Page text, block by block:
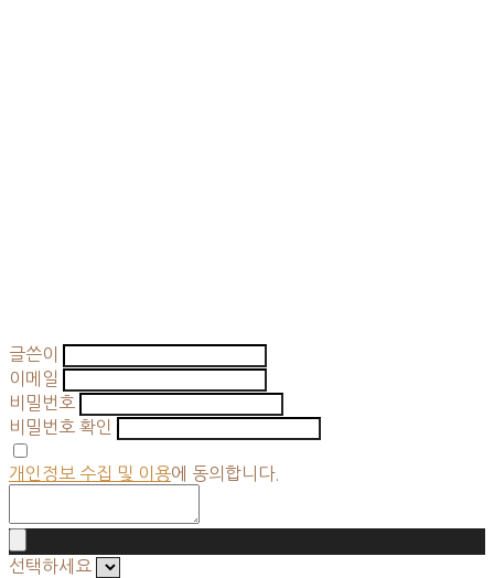
글쓴이
이메일
비밀번호
비밀번호 확인
개인정보 수집 및 이용에 동의합니다.
선택하세요